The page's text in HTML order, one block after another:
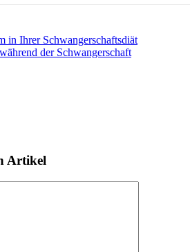
in Ihrer Schwangerschaftsdiät
der Schwangerschaft
Artikel